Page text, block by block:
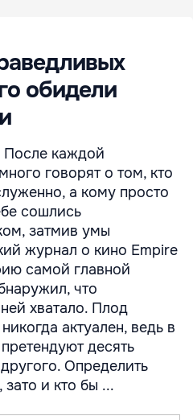
обидели
После каждой
говорят о том, кто
а кому просто
сошлись
затмив умы
журнал о кино Empire
самой главной
что
хватало. Плод
актуален, ведь в
десять
Определить
и кто бы ...